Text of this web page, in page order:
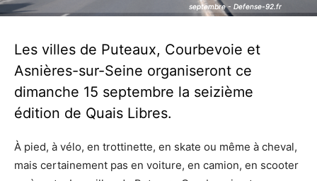
septembre - Defense-92.fr
septembre - Defense-92.fr
Les villes de Puteaux, Courbevoie et
Asnières-sur-Seine organiseront ce
dimanche 15 septembre la seizième
édition de Quais Libres.
À pied, à vélo, en trottinette, en skate ou même à cheval,
mais certainement pas en voiture, en camion, en scooter